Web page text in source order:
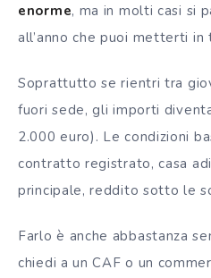
enorme, ma in molti casi si
all’anno che puoi metterti in
Soprattutto se rientri tra
fuori sede, gli importi
2.000 euro). Le condizioni
contratto registrato, casa
principale, reddito sotto le
Farlo è anche abbastanza
chiedi a un CAF o un